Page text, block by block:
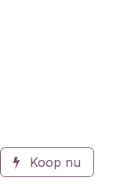
Koop nu